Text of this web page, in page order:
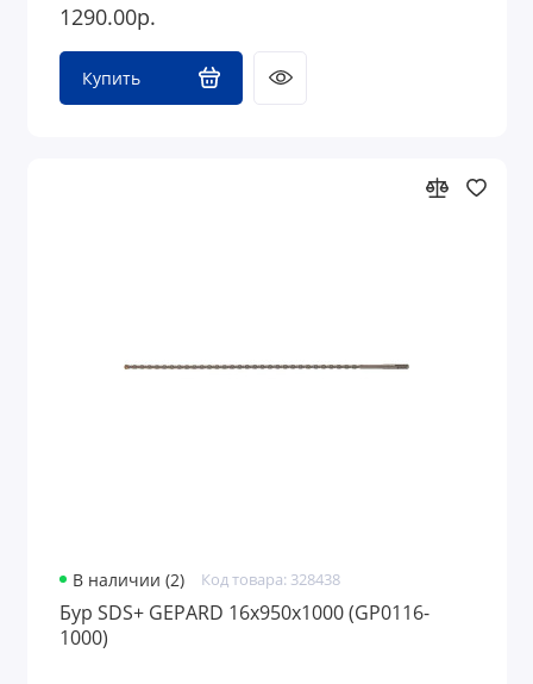
1290.00р.
Купить
В наличии (2) Код товара: 328438
Бур SDS+ GEPARD 16х950х1000 (GP0116-
1000)